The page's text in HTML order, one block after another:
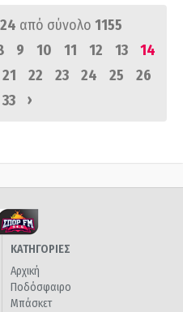
από σύνολο 1155
9 10 11 12 13
14
21 22 23 24 25
26
33 ›
ΚΑΤΗΓΟΡΙΕΣ
Αρχική
Ποδόσφαιρο
Μπάσκετ